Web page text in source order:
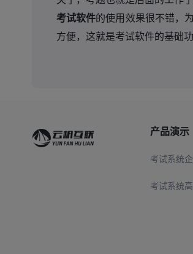
考试软件的使用效果很不错，
方便，这就是考试软件的基础
产品演示
考试系统
考试系统